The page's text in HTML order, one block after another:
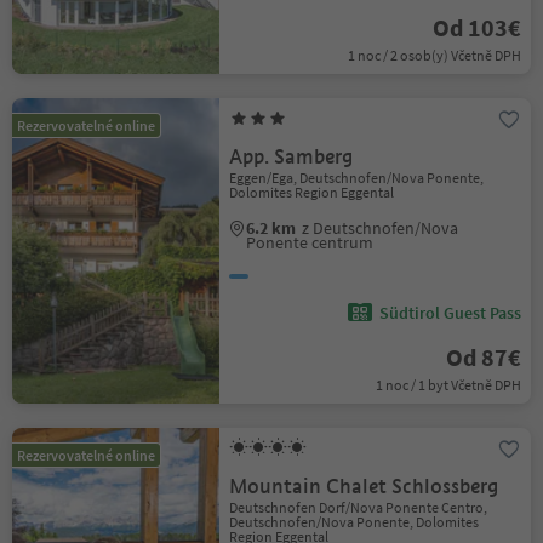
Od 103€
1 noc / 2 osob(y) Včetně DPH
Rezervovatelné online
App. Samberg
Eggen/Ega, Deutschnofen/Nova Ponente,
Dolomites Region Eggental
6.2 km z Deutschnofen/Nova
Ponente centrum
Südtirol Guest Pass
Od 87€
1 noc / 1 byt Včetně DPH
Rezervovatelné online
Mountain Chalet Schlossberg
Deutschnofen Dorf/Nova Ponente Centro,
Deutschnofen/Nova Ponente, Dolomites
Region Eggental